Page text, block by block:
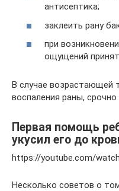
антисептика;
заклеить рану
при
ощущений
В случае возрастающей
воспаления раны, срочно
Первая помощь
укусил его до
https://youtube.com/
Несколько советов о